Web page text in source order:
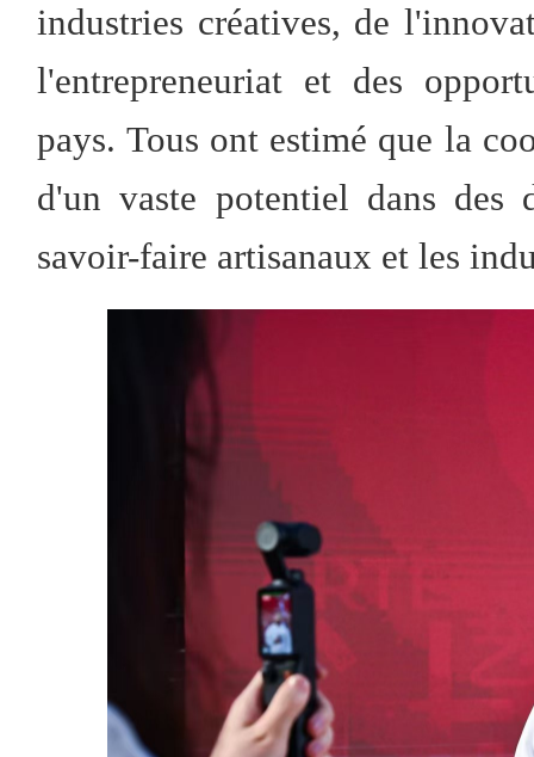
industries créatives, de
l'entrepreneuriat et des
pays. Tous ont estimé que la
d'un vaste potentiel dans des
savoir-faire artisanaux et les